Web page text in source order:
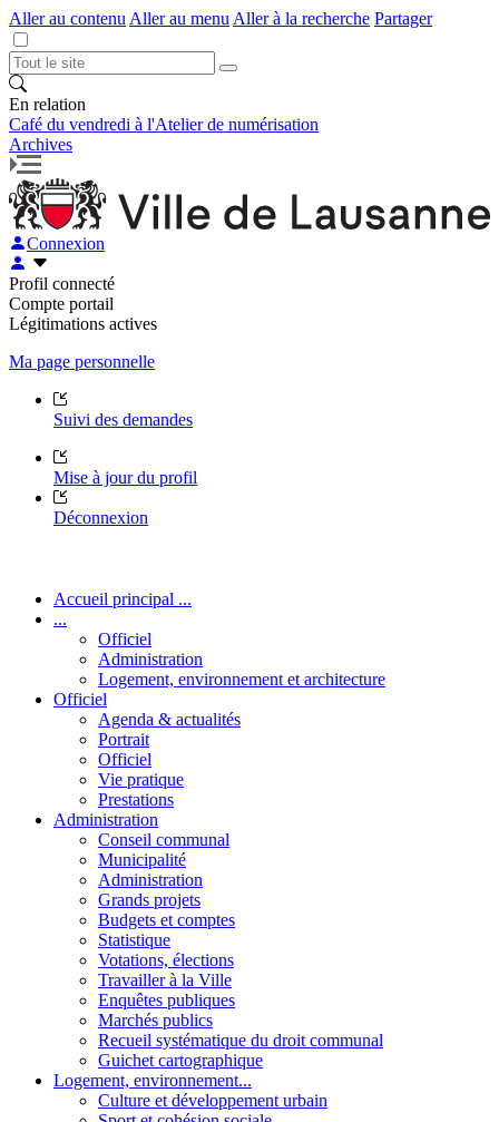
Aller au contenu Aller au menu Aller à la recherche Partager
En relation
Café du vendredi à l'Atelier de numérisation
Archives
Connexion
Profil connecté
Compte portail
Légitimations actives
Ma page personnelle
Suivi des demandes
Mise à jour du profil
Déconnexion
Accueil principal ...
...
Officiel
Administration
Logement, environnement et architecture
Officiel
Agenda & actualités
Portrait
Officiel
Vie pratique
Prestations
Administration
Conseil communal
Municipalité
Administration
Grands projets
Budgets et comptes
Statistique
Votations, élections
Travailler à la Ville
Enquêtes publiques
Marchés publics
Recueil systématique du droit communal
Guichet cartographique
Logement, environnement...
Culture et développement urbain